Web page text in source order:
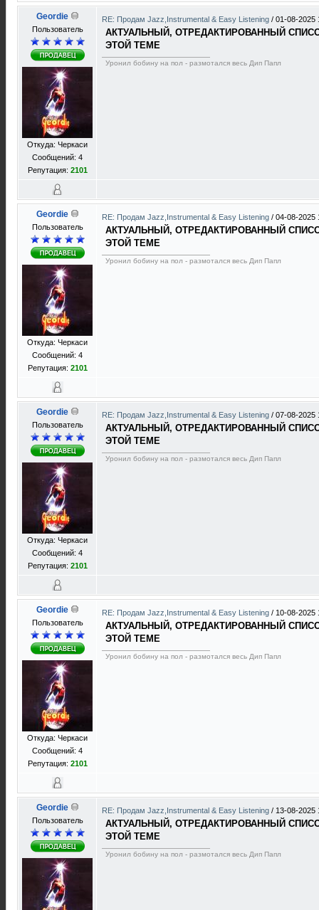
Geordie
Пользователь
Откуда: Черкаси
Сообщений: 4
Репутация: 2101
RE: Продам Jazz,Instrumental & Easy Listening / 01-08-2025
АКТУАЛЬНЫЙ, ОТРЕДАКТИРОВАННЫЙ
ЭТОЙ ТЕМЕ
Уронил бобину на пол - размотался весь Дип Папл
Geordie
Пользователь
Откуда: Черкаси
Сообщений: 4
Репутация: 2101
RE: Продам Jazz,Instrumental & Easy Listening / 04-08-2025
АКТУАЛЬНЫЙ, ОТРЕДАКТИРОВАННЫЙ
ЭТОЙ ТЕМЕ
Уронил бобину на пол - размотался весь Дип Папл
Geordie
Пользователь
Откуда: Черкаси
Сообщений: 4
Репутация: 2101
RE: Продам Jazz,Instrumental & Easy Listening / 07-08-2025
АКТУАЛЬНЫЙ, ОТРЕДАКТИРОВАННЫЙ
ЭТОЙ ТЕМЕ
Уронил бобину на пол - размотался весь Дип Папл
Geordie
Пользователь
Откуда: Черкаси
Сообщений: 4
Репутация: 2101
RE: Продам Jazz,Instrumental & Easy Listening / 10-08-2025
АКТУАЛЬНЫЙ, ОТРЕДАКТИРОВАННЫЙ
ЭТОЙ ТЕМЕ
Уронил бобину на пол - размотался весь Дип Папл
Geordie
Пользователь
RE: Продам Jazz,Instrumental & Easy Listening / 13-08-2025
АКТУАЛЬНЫЙ, ОТРЕДАКТИРОВАННЫЙ
ЭТОЙ ТЕМЕ
Уронил бобину на пол - размотался весь Дип Папл